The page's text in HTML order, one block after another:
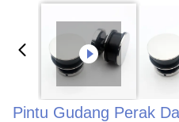
Pintu Gudang Perak